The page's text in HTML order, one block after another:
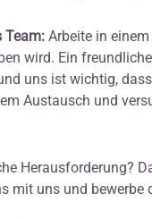
Team: Arbeite in
wird. Ein
uns ist wichtig,
Austausch und
Herausforderung?
mit uns und bewerbe